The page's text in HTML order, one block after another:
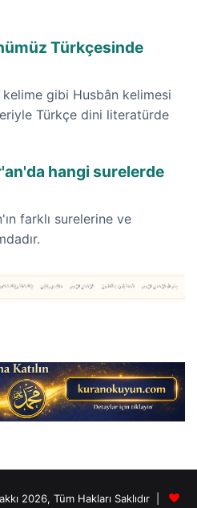
Türkçesinde
gibi Husbân kelimesi
Türkçe dini literatürde
hangi surelerde
farklı surelerine ve
2026, Tüm Hakları Saklıdır |